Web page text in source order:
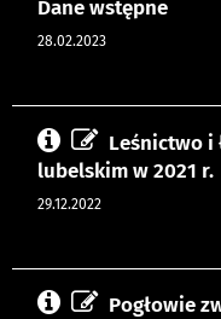
Dane wstępne
28.02.2023
Leśnictwo i
lubelskim w 2021 r.
29.12.2022
Pogłowie